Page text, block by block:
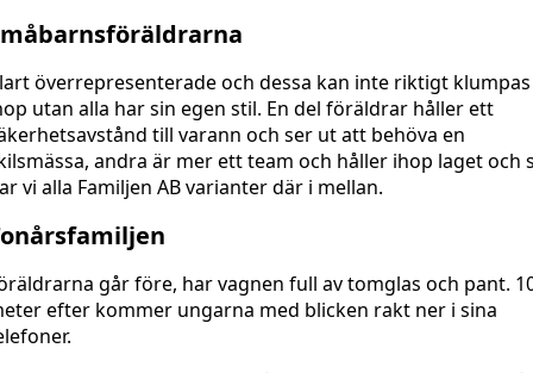
överrepresenterade och dessa kan inte riktigt klumpas
utan alla har sin egen stil. En del föräldrar håller ett
till varann och ser ut att behöva en
andra är mer ett team och håller ihop laget och
vi alla Familjen AB varianter där i mellan.
går före, har vagnen full av tomglas och pant.
efter kommer ungarna med blicken rakt ner i sina